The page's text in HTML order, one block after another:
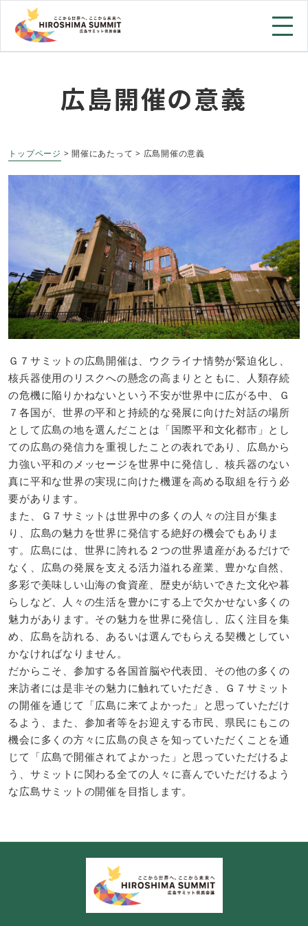
広島開催の意義
トップページ > 開催にあたって > 広島開催の意義
Ｇ７サミットの広島開催は、ウクライナ情勢が緊迫化し、
核兵器使用のリスクへの懸念の高まりとともに、人類存続
の危機に陥りかねないという不安が世界中に広がる中、Ｇ
７各国が、世界の平和と持続的な発展に向けた対話の場所
として広島の地を選んだことは「国際平和文化都市」とし
ての広島の発信力を重視したことの表れであり、広島から
力強い平和のメッセージを世界中に発信し、核兵器のない
真に平和な世界の実現に向けた機運を高める取組を行う必
要があります。
また、Ｇ７サミットは世界中の多くの人々の注目が集ま
り、広島の魅力を世界に発信する絶好の機会でもありま
す。広島には、世界に誇れる２つの世界遺産があるだけで
なく、広島の発展を支える活力溢れる産業、豊かな自然、
多彩で美味しい山海の食資産、歴史が紡いできた文化や暮
らしなど、人々の生活を豊かにする上で欠かせない多くの
魅力があります。その魅力を世界に発信し、広く注目を集
め、広島を訪れる、あるいは選んでもらえる契機としてい
かなければなりません。
だからこそ、参加する各国首脳や代表団、その他の多くの
来訪者には是非その魅力に触れていただき、Ｇ７サミット
の開催を通じて「広島に来てよかった」と思っていただけ
るよう、また、参加者等をお迎えする市民、県民にもこの
機会に多くの方々に広島の良さを知っていただくことを通
じて「広島で開催されてよかった」と思っていただけるよ
う、サミットに関わる全ての人々に喜んでいただけるよう
な広島サミットの開催を目指します。